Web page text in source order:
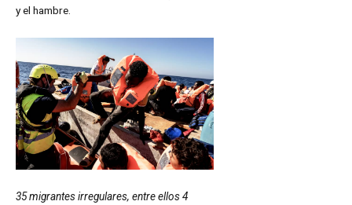
y el hambre.
35 migrantes irregulares, entre ellos 4